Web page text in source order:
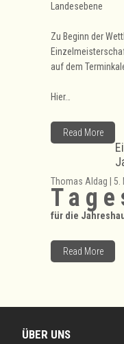
Landesebene
Zu Beginn der
auf dem
Hier…
Read More
Thomas Aldag | 5.
T a g e
für die
Read More
ÜBER UNS